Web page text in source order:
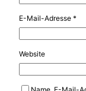
E-Mail-Adresse *
Website